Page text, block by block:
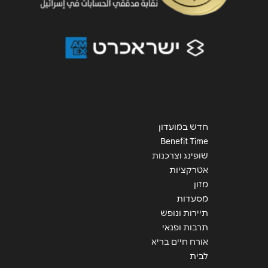
חדש במועדון
Benefit Time
שופינג וצרכנות
אטרקציות
מזון
מסעדות
תיירות ונופש
תרבות ופנאי
אורח חיים בריא
לבית